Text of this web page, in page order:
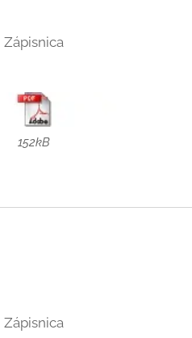
Zápisnica
152kB
Zápisnica